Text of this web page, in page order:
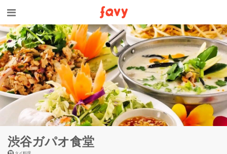
渋谷ガパオ食堂
タイ料理